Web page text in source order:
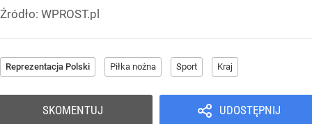
Źródło: WPROST.pl
Reprezentacja Polski Piłka nożna Sport Kraj
UDOSTĘPNIJ
SKOMENTUJ